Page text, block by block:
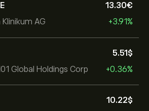
Klinikum AG
13.30‎€‎
+3.91%
Global Holdings Corp
5.51‎$‎
+0.36%
10.22‎$‎